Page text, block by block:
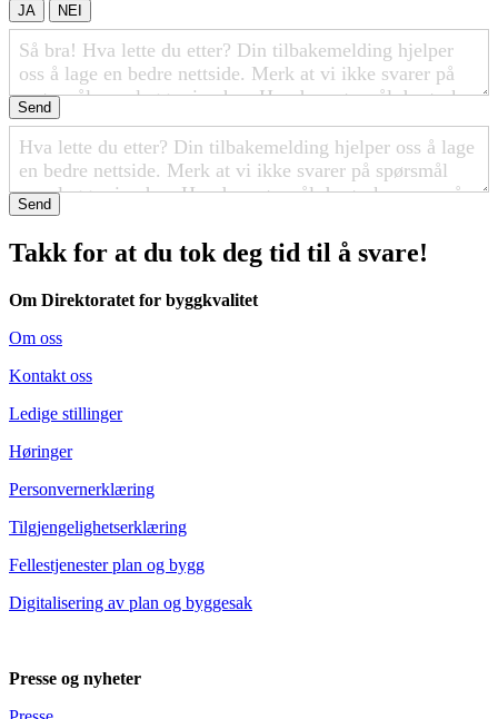
JA NEI
Send
Send
Takk for at du tok deg tid til å svare!
Om Direktoratet for byggkvalitet
Om oss
Kontakt oss
Ledige stillinger
Høringer
Personvernerklæring
Tilgjengelighetserklæring
Fellestjenester plan og bygg
Digitalisering av plan og byggesak
Presse og nyheter